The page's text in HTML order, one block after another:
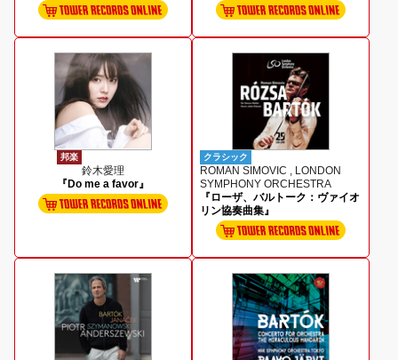
邦楽
鈴木愛理
『Do me a favor』
クラシック
ROMAN SIMOVIC , LONDON
SYMPHONY ORCHESTRA
『ローザ、バルトーク：ヴァイオ
リン協奏曲集』